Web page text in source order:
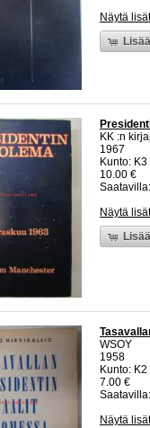
Näytä
KK :n
1967
Kunto:
10.00 €
Näytä
WSOY
1958
Kunto:
7.00 €
Näytä